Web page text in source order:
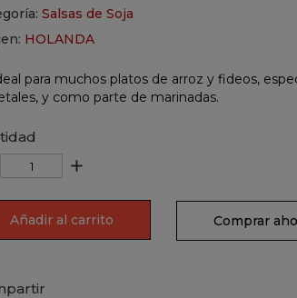
Salsas de Soja
HOLANDA
para muchos platos de arroz y fideos,
y como parte de marinadas.
add
Añadir al carrito Comprar